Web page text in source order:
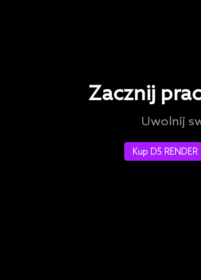
Zacznij
Uwolnij
Kup D5 RENDER